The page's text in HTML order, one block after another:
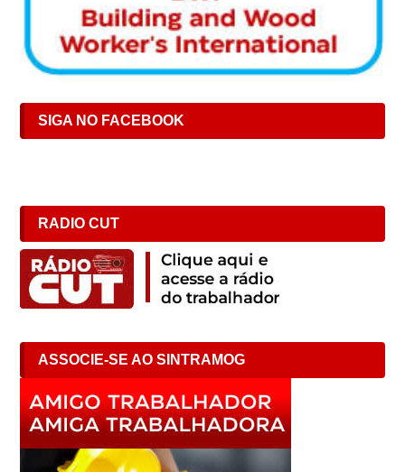
SIGA NO FACEBOOK
RADIO CUT
ASSOCIE-SE AO SINTRAMOG